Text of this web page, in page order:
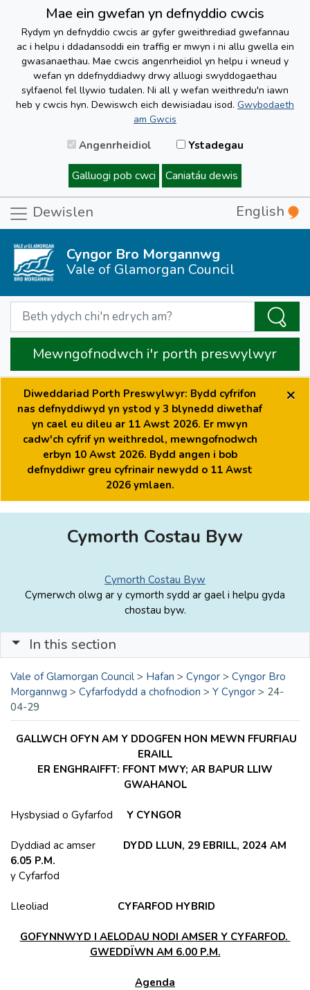
Mae ein gwefan yn defnyddio cwcis
Rydym yn defnyddio cwcis ar gyfer gweithrediad gwefannau
ac i helpu i ddadansoddi ein traffig er mwyn i ni allu gwella ein
gwasanaethau. Mae cwcis angenrheidiol yn helpu i wneud y
wefan yn ddefnyddiadwy drwy alluogi swyddogaethau
sylfaenol fel llywio tudalen. Ni all y wefan weithredu'n iawn
heb y cwcis hyn. Dewiswch eich dewisiadau isod. Gwybodaeth
am Gwcis
Angenrheidiol Ystadegau
Galluogi pob cwci Caniatáu dewis
Dewislen English
Cyngor Bro Morgannwg
Vale of Glamorgan Council
Mewngofnodwch i'r porth preswylwyr
Diweddariad Porth Preswylwyr: Bydd cyfrifon
nas defnyddiwyd yn ystod y 3 blynedd diwethaf
yn cael eu dileu ar 11 Awst 2026. Er mwyn
cadw'ch cyfrif yn weithredol, mewngofnodwch
erbyn 10 Awst 2026. Bydd angen i bob
defnyddiwr greu cyfrinair newydd o 11 Awst
2026 ymlaen.
×
Cymorth Costau Byw
Cymorth Costau Byw
Cymerwch olwg ar y cymorth sydd ar gael i helpu gyda
chostau byw.
In this section
Vale of Glamorgan Council > Hafan > Cyngor > Cyngor Bro
Morgannwg > Cyfarfodydd a chofnodion > Y Cyngor > 24-
04-29
GALLWCH OFYN AM Y DDOGFEN HON MEWN FFURFIAU
ERAILL
ER ENGHRAIFFT: FFONT MWY; AR BAPUR LLIW
GWAHANOL
Hysbysiad o Gyfarfod Y CYNGOR
Dyddiad ac amser DYDD LLUN, 29 EBRILL, 2024 AM
6.05 P.M.
y Cyfarfod
Lleoliad CYFARFOD HYBRID
GOFYNNWYD I AELODAU NODI AMSER Y CYFARFOD.
GWEDDÏWN AM 6.00 P.M.
Agenda